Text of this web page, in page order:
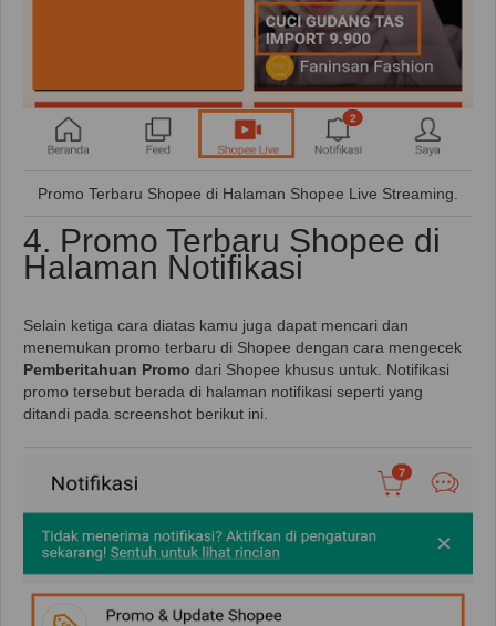
Promo Terbaru Shopee di Halaman Shopee Live Streaming.
4. Promo Terbaru Shopee di
Halaman Notifikasi
Selain ketiga cara diatas kamu juga dapat mencari dan
menemukan promo terbaru di Shopee dengan cara mengecek
Pemberitahuan Promo dari Shopee khusus untuk. Notifikasi
promo tersebut berada di halaman notifikasi seperti yang
ditandi pada screenshot berikut ini.